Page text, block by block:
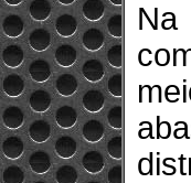
Na